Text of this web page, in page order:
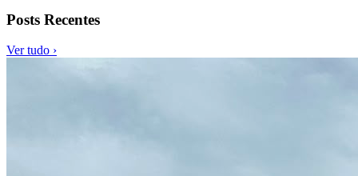
Posts Recentes
Ver tudo ›